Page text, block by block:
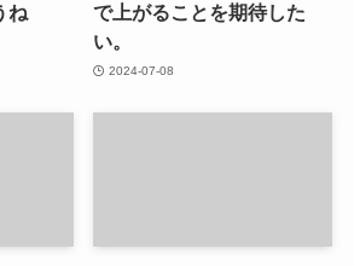
ね
で上がることを期待した
い。
2024-07-08